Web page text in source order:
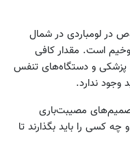
در لومباردی در شمال
است. مقدار کافی
پزشکی و دستگاه‌های تنفس
وجود ندارد.
مصیبت‌باری
چه کسی را باید بگذارند تا